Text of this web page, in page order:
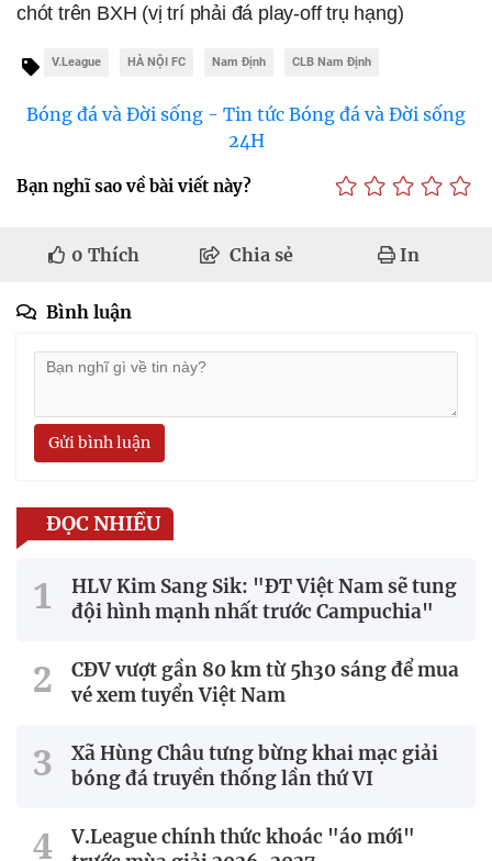
chót trên BXH (vị trí phải đá play-off trụ hạng)
V.League HÀ NỘI FC Nam Định CLB Nam Định
Bóng đá và Đời sống - Tin tức Bóng đá và Đời sống
24H
Bạn nghĩ sao về bài viết này?
0 Thích Chia sẻ In
Bình luận
Gửi bình luận
ĐỌC NHIỀU
HLV Kim Sang Sik: "ĐT Việt Nam sẽ tung
đội hình mạnh nhất trước Campuchia"
CĐV vượt gần 80 km từ 5h30 sáng để mua
vé xem tuyển Việt Nam
Xã Hùng Châu tưng bừng khai mạc giải
bóng đá truyền thống lần thứ VI
V.League chính thức khoác "áo mới"